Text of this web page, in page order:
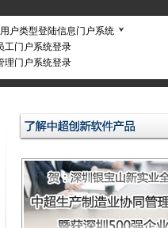
户类型登陆信息门户系统
工门户系统登录
理门户系统登录